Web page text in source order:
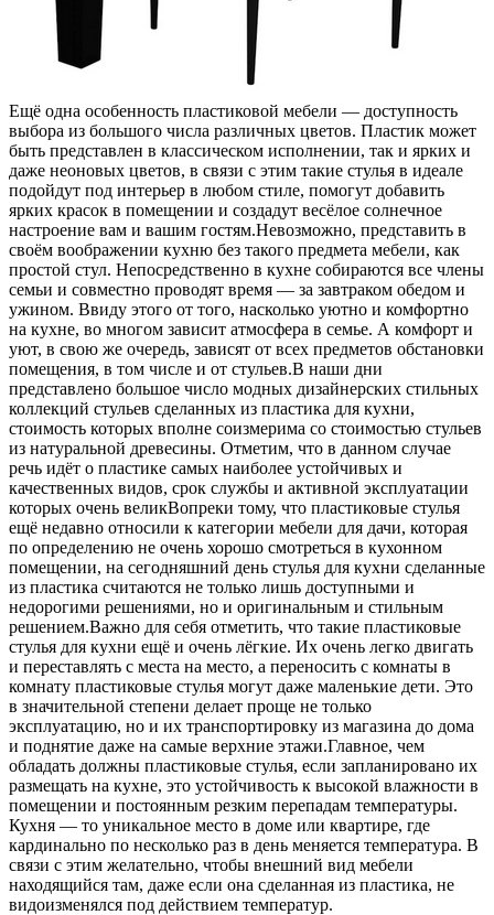
Ещё одна особенность пластиковой мебели — доступность
выбора из большого числа различных цветов. Пластик может
быть представлен в классическом исполнении, так и ярких и
даже неоновых цветов, в связи с этим такие стулья в идеале
подойдут под интерьер в любом стиле, помогут добавить
ярких красок в помещении и создадут весёлое солнечное
настроение вам и вашим гостям.Невозможно, представить в
своём воображении кухню без такого предмета мебели, как
простой стул. Непосредственно в кухне собираются все члены
семьи и совместно проводят время — за завтраком обедом и
ужином. Ввиду этого от того, насколько уютно и комфортно
на кухне, во многом зависит атмосфера в семье. А комфорт и
уют, в свою же очередь, зависят от всех предметов обстановки
помещения, в том числе и от стульев.В наши дни
представлено большое число модных дизайнерских стильных
коллекций стульев сделанных из пластика для кухни,
стоимость которых вполне соизмерима со стоимостью стульев
из натуральной древесины. Отметим, что в данном случае
речь идёт о пластике самых наиболее устойчивых и
качественных видов, срок службы и активной эксплуатации
которых очень великВопреки тому, что пластиковые стулья
ещё недавно относили к категории мебели для дачи, которая
по определению не очень хорошо смотреться в кухонном
помещении, на сегодняшний день стулья для кухни сделанные
из пластика считаются не только лишь доступными и
недорогими решениями, но и оригинальным и стильным
решением.Важно для себя отметить, что такие пластиковые
стулья для кухни ещё и очень лёгкие. Их очень легко двигать
и переставлять с места на место, а переносить с комнаты в
комнату пластиковые стулья могут даже маленькие дети. Это
в значительной степени делает проще не только
эксплуатацию, но и их транспортировку из магазина до дома
и поднятие даже на самые верхние этажи.Главное, чем
обладать должны пластиковые стулья, если запланировано их
размещать на кухне, это устойчивость к высокой влажности в
помещении и постоянным резким перепадам температуры.
Кухня — то уникальное место в доме или квартире, где
кардинально по несколько раз в день меняется температура. В
связи с этим желательно, чтобы внешний вид мебели
находящийся там, даже если она сделанная из пластика, не
видоизменялся под действием температур.